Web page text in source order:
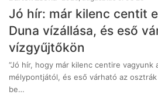
Jó hír: már kilenc centit
Duna vízállása, és eső
vízgyűjtőkön
“Jó hír, hogy már kilenc centire vagyunk
mélypontjától, és eső várható az
be…